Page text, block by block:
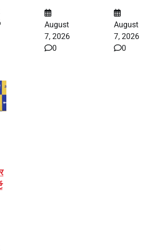
August
7, 2026
0
August
7, 2026
0